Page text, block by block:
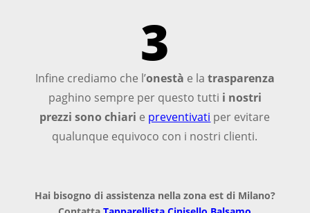
3
Infine crediamo che l’onestà e la trasparenza
paghino sempre per questo tutti i nostri
prezzi sono chiari e preventivati per evitare
qualunque equivoco con i nostri clienti.
Hai bisogno di assistenza nella zona est di Milano?